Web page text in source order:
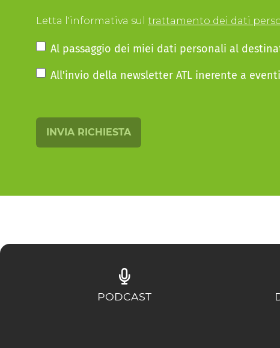
Letta l'informativa sul trattamento dei dati
Al passaggio dei miei dati personali al
All'invio della newsletter ATL inerente a
INVIA RICHIESTA
PODCAST